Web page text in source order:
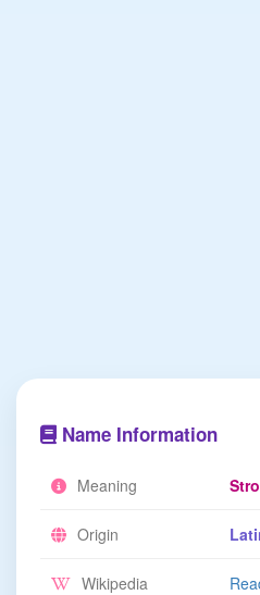
Name Information
Meaning
Origin
Wikipedia